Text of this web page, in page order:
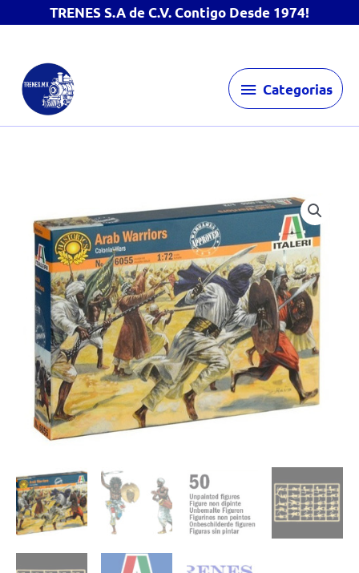
TRENES S.A de C.V. Contigo Desde 1974!
contenido
Categorias
Categorias